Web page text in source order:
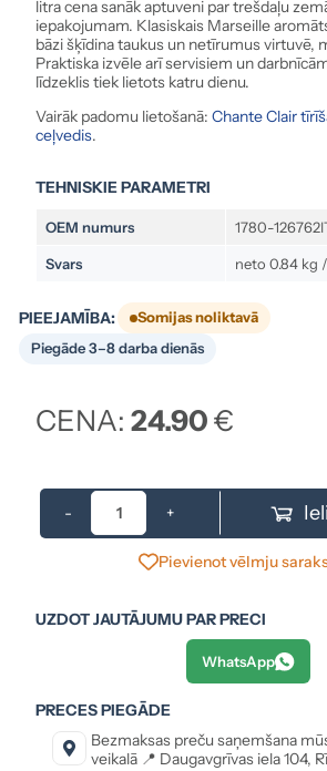
litra cena sanāk aptuveni par trešdaļu
iepakojumam. Klasiskais Marseille
bāzi šķīdina taukus un netīrumus virtuvē,
Praktiska izvēle arī servisiem un
līdzeklis tiek lietots katru dienu.
Vairāk padomu lietošanā:Chante Clair
ceļvedis.
TEHNISKIE PARAMETRI
OEM numurs 1780-
Svars neto 0.84 kg
PIEEJAMĪBA:
Somijas noliktavā
Piegāde 3–8 darba dienās
CENA:24.90€
- +
Pievienot vēlmju
UZDOT JAUTĀJUMU PAR PRECI
WhatsApp
PRECES PIEGĀDE
Bezmaksas preču saņemšana
veikalā 📍 Daugavgrīvas iela 104,